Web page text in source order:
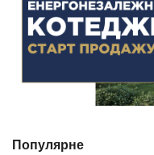
Популярне